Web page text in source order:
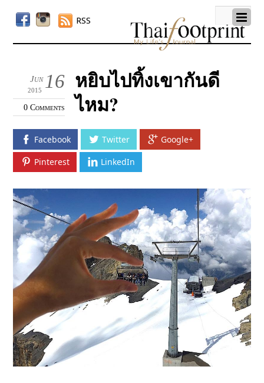
RSS
16
Jun
2015
0 Comments
หยิบไปทิ้งเขากันดี
ไหม?
Facebook Twitter Google+
Pinterest LinkedIn